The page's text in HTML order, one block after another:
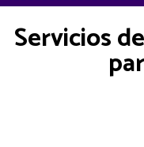
Servicios